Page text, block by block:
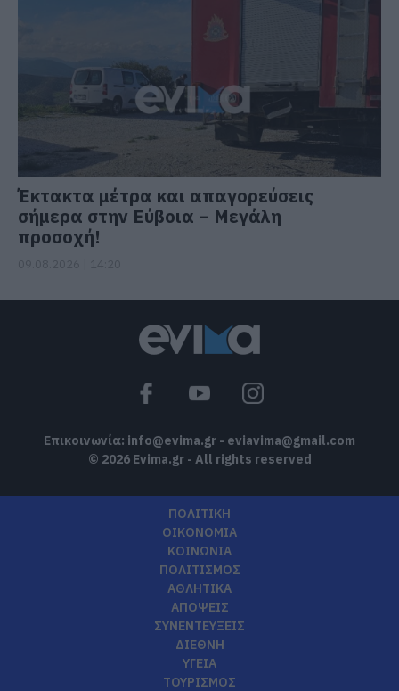
Έκτακτα μέτρα και απαγορεύσεις
σήμερα στην Εύβοια – Μεγάλη
προσοχή!
Επικοινωνία: info@evima.gr - eviavima@gmail.com
© 2026 Evima.gr - All rights reserved
ΠΟΛΙΤΙΚΗ
ΟΙΚΟΝΟΜΙΑ
ΚΟΙΝΩΝΙΑ
ΠΟΛΙΤΙΣΜΟΣ
ΑΘΛΗΤΙΚΑ
ΑΠΟΨΕΙΣ
ΣΥΝΕΝΤΕΥΞΕΙΣ
ΔΙΕΘΝΗ
ΥΓΕΙΑ
ΤΟΥΡΙΣΜΟΣ